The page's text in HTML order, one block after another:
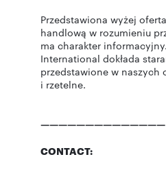
Przedstawiona wyżej
handlową w rozumieniu
ma charakter
International dokłada
przedstawione w naszych
i rzetelne.
——————————————
CONTACT: